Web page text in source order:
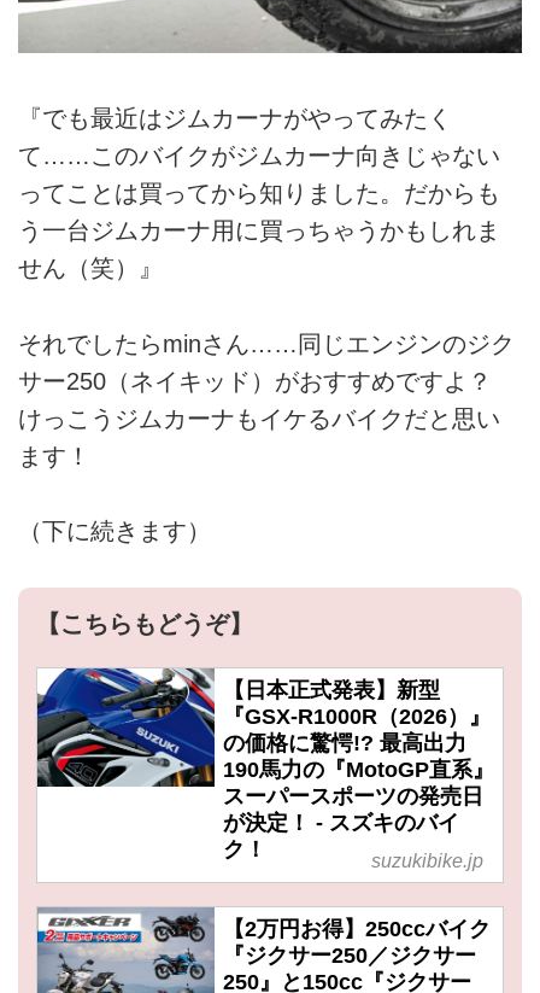
『でも最近はジムカーナがやってみたく
て……このバイクがジムカーナ向きじゃない
ってことは買ってから知りました。だからも
う一台ジムカーナ用に買っちゃうかもしれま
せん（笑）』
それでしたらminさん……同じエンジンのジク
サー250（ネイキッド）がおすすめですよ？
けっこうジムカーナもイケるバイクだと思い
ます！
（下に続きます）
【こちらもどうぞ】
【日本正式発表】新型
『GSX-R1000R（2026）』
の価格に驚愕!? 最高出力
190馬力の『MotoGP直系』
スーパースポーツの発売日
が決定！ - スズキのバイ
ク！
suzukibike.jp
【2万円お得】250ccバイク
『ジクサー250／ジクサー
250』と150cc『ジクサー